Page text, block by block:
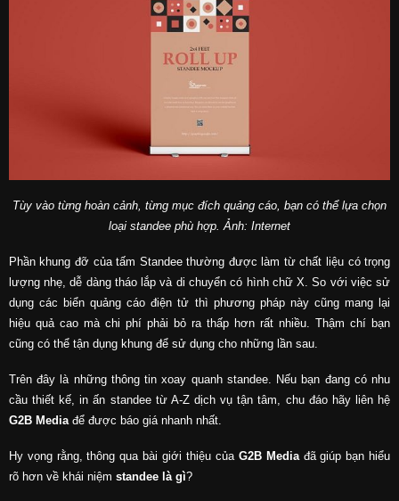
Tùy vào từng hoàn cảnh, từng mục đích quảng cáo, bạn có thể lựa chọn
loại standee phù hợp. Ảnh: Internet
Phần khung đỡ của tấm Standee thường được làm từ chất liệu có trọng
lượng nhẹ, dễ dàng tháo lắp và di chuyển có hình chữ X. So với việc sử
dụng các biển quảng cáo điện tử thì phương pháp này cũng mang lại
hiệu quả cao mà chi phí phải bỏ ra thấp hơn rất nhiều. Thậm chí bạn
cũng có thể tận dụng khung để sử dụng cho những lần sau.
Trên đây là những thông tin xoay quanh standee. Nếu bạn đang có nhu
cầu thiết kế, in ấn standee từ A-Z dịch vụ tận tâm, chu đáo hãy liên hệ
G2B Mediađể được báo giá nhanh nhất.
Hy vọng rằng, thông qua bài giới thiệu của G2B Mediađã giúp bạn hiểu
rõ hơn về khái niệm standee là gì?